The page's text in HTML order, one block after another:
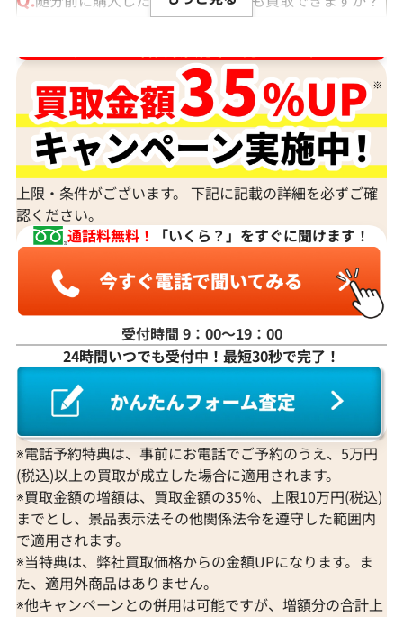
宝石の大きさは買取価格に影響する？
ダイヤモンドの買取価格には、どんなことが影響しま
すか？
身分証明書がなぜ必要？
上限・条件がございます。 下記に記載の詳細を必ずご確
認ください。
通話料無料！
「いくら？」をすぐに聞けます！
受付時間 9：00〜19：00
24時間いつでも受付中！最短30秒で完了！
※電話予約特典は、事前にお電話でご予約のうえ、5万円
(税込)以上の買取が成立した場合に適用されます。
※買取金額の増額は、買取金額の35％、上限10万円(税込)
までとし、景品表示法その他関係法令を遵守した範囲内
で適用されます。
※当特典は、弊社買取価格からの金額UPになります。ま
た、適用外商品はありません。
※他キャンペーンとの併用は可能ですが、増額分の合計上